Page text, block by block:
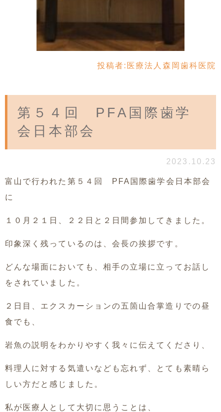
投稿者: 医療法人森岡歯科医院
第５４回 PFA国際歯学
会日本部会
2023.10.23
富山で行われた第５４回 PFA国際歯学会日本部会
に
１０月２１日、２２日と２日間参加してきました。
印象深く残っているのは、会長の挨拶です。
どんな場面においても、相手の立場に立ってお話し
をされていました。
２日目、エクスカーションの五箇山合掌造りでの昼
食でも、
岩魚の説明をわかりやすく我々に伝えてくださり、
料理人に対する気遣いなども忘れず、とても素晴ら
しい方だと感じました。
私が医療人として大切に思うことは、